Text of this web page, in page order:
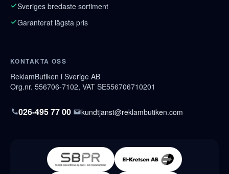
Sveriges bredaste sortiment
Garanterat lägsta pris
KONTAKTA OSS
ReklamButiken i Sverige AB
Org.nr. 556706-7102, VAT SE556706710201
026-495 77 00 kundtjanst@reklambutiken.com